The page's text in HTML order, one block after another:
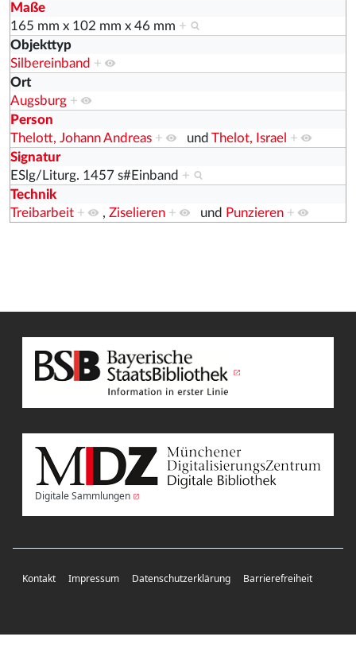
Maße
165 mm x 102 mm x 46 mm +
Objekttyp
Silbereinband +
Ort
Augsburg +
Person
Thelott, Johann Andreas + und Thelot, Israel +
Signatur
ESlg/Liturg. 1457 s#Einband +
Technik
Treibarbeit + , Ziselieren + und Punzieren +
Digitale Sammlungen
Kontakt Impressum Datenschutzerklärung Barrierefreiheit